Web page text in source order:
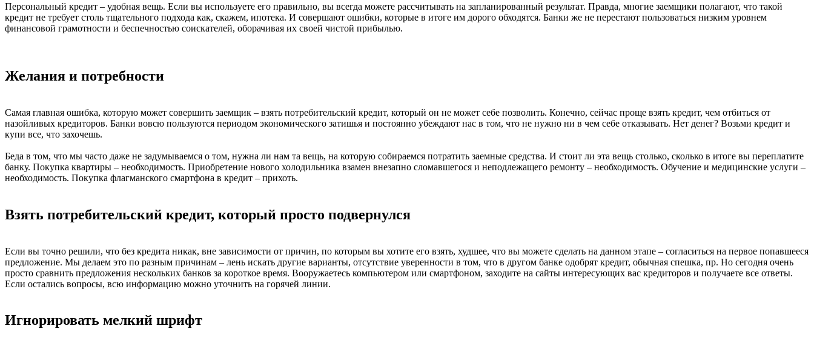
Персональный кредит – удобная вещь. Если вы используете его правильно, вы всегда можете рассчитывать на запланированный результат. Правда, многие заемщики полагают, что такой
кредит не требует столь тщательного подхода как, скажем, ипотека. И совершают ошибки, которые в итоге им дорого обходятся. Банки же не перестают пользоваться низким уровнем
финансовой грамотности и беспечностью соискателей, оборачивая их своей чистой прибылью.
Желания и потребности
Самая главная ошибка, которую может совершить заемщик – взять потребительский кредит, который он не может себе позволить. Конечно, сейчас проще взять кредит, чем отбиться от
назойливых кредиторов. Банки вовсю пользуются периодом экономического затишья и постоянно убеждают нас в том, что не нужно ни в чем себе отказывать. Нет денег? Возьми кредит и
купи все, что захочешь.
Беда в том, что мы часто даже не задумываемся о том, нужна ли нам та вещь, на которую собираемся потратить заемные средства. И стоит ли эта вещь столько, сколько в итоге вы переплатите
банку. Покупка квартиры – необходимость. Приобретение нового холодильника взамен внезапно сломавшегося и неподлежащего ремонту – необходимость. Обучение и медицинские услуги –
необходимость. Покупка флагманского смартфона в кредит – прихоть.
Взять потребительский кредит, который просто подвернулся
Если вы точно решили, что без кредита никак, вне зависимости от причин, по которым вы хотите его взять, худшее, что вы можете сделать на данном этапе – согласиться на первое попавшееся
предложение. Мы делаем это по разным причинам – лень искать другие варианты, отсутствие уверенности в том, что в другом банке одобрят кредит, обычная спешка, пр. Но сегодня очень
просто сравнить предложения нескольких банков за короткое время. Вооружаетесь компьютером или смартфоном, заходите на сайты интересующих вас кредиторов и получаете все ответы.
Если остались вопросы, всю информацию можно уточнить на горячей линии.
Игнорировать мелкий шрифт